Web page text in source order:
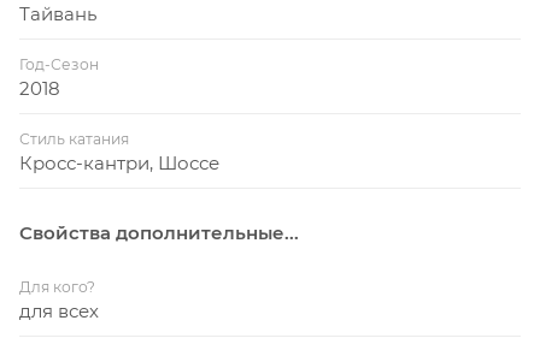
Тайвань
Год-Сезон
2018
Стиль катания
Кросс-кантри, Шоссе
Свойства дополнительные...
Для кого?
для всех